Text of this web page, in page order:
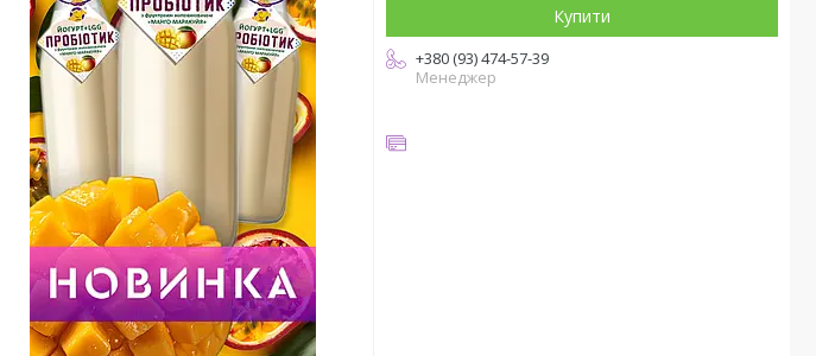
Купити
+380 (93) 474-57-39
Менеджер